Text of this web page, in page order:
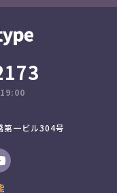
一ビル304号